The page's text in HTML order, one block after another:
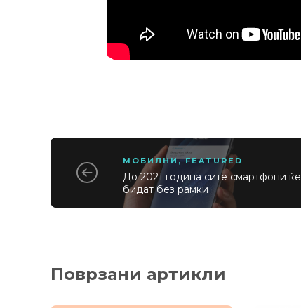
МОБИЛНИ,FEATURED
До 2021 година сите смартфони ќе
бидат без рамки
Поврзани артикли